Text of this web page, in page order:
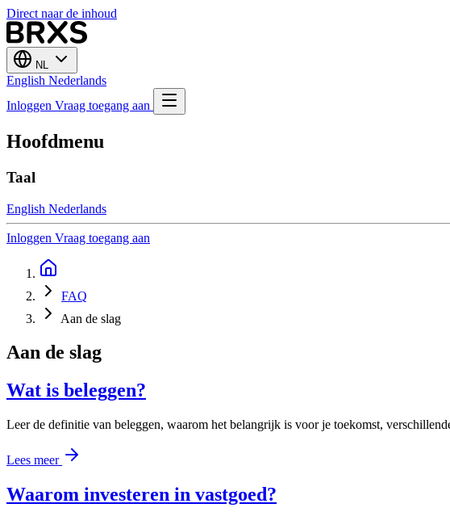
Direct naar de inhoud
NL
English Nederlands
Inloggen Vraag toegang aan
Hoofdmenu
Taal
English Nederlands
Inloggen Vraag toegang aan
FAQ
Aan de slag
Aan de slag
Wat is beleggen?
Leer de definitie van beleggen, waarom het belangrijk is voor je toekomst,
Lees meer
Waarom investeren in vastgoed?